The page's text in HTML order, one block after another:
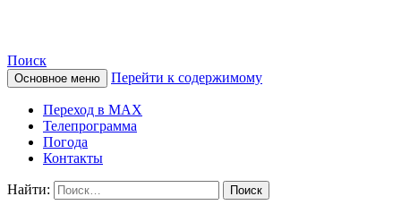
КАМЧАТСКОЕ
ИНФОРМАЦИОННОЕ
АГЕНТСТВО (КИА
«ВЕСТИ»)
Поиск
Основное меню Перейти к содержимому
Переход в MAX
Телепрограмма
Погода
Контакты
Найти: